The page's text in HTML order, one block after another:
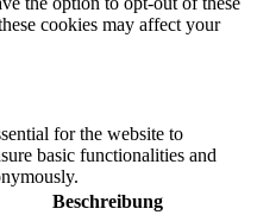
cookies may affect your
for the website to
basic functionalities and
Beschreibung